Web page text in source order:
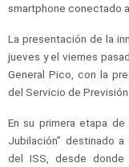
smartphone conectado
La presentación de la
jueves y el viernes
General Pico, con la
del Servicio de Previsión
En su primera etapa
Jubilación” destinado
del ISS, desde